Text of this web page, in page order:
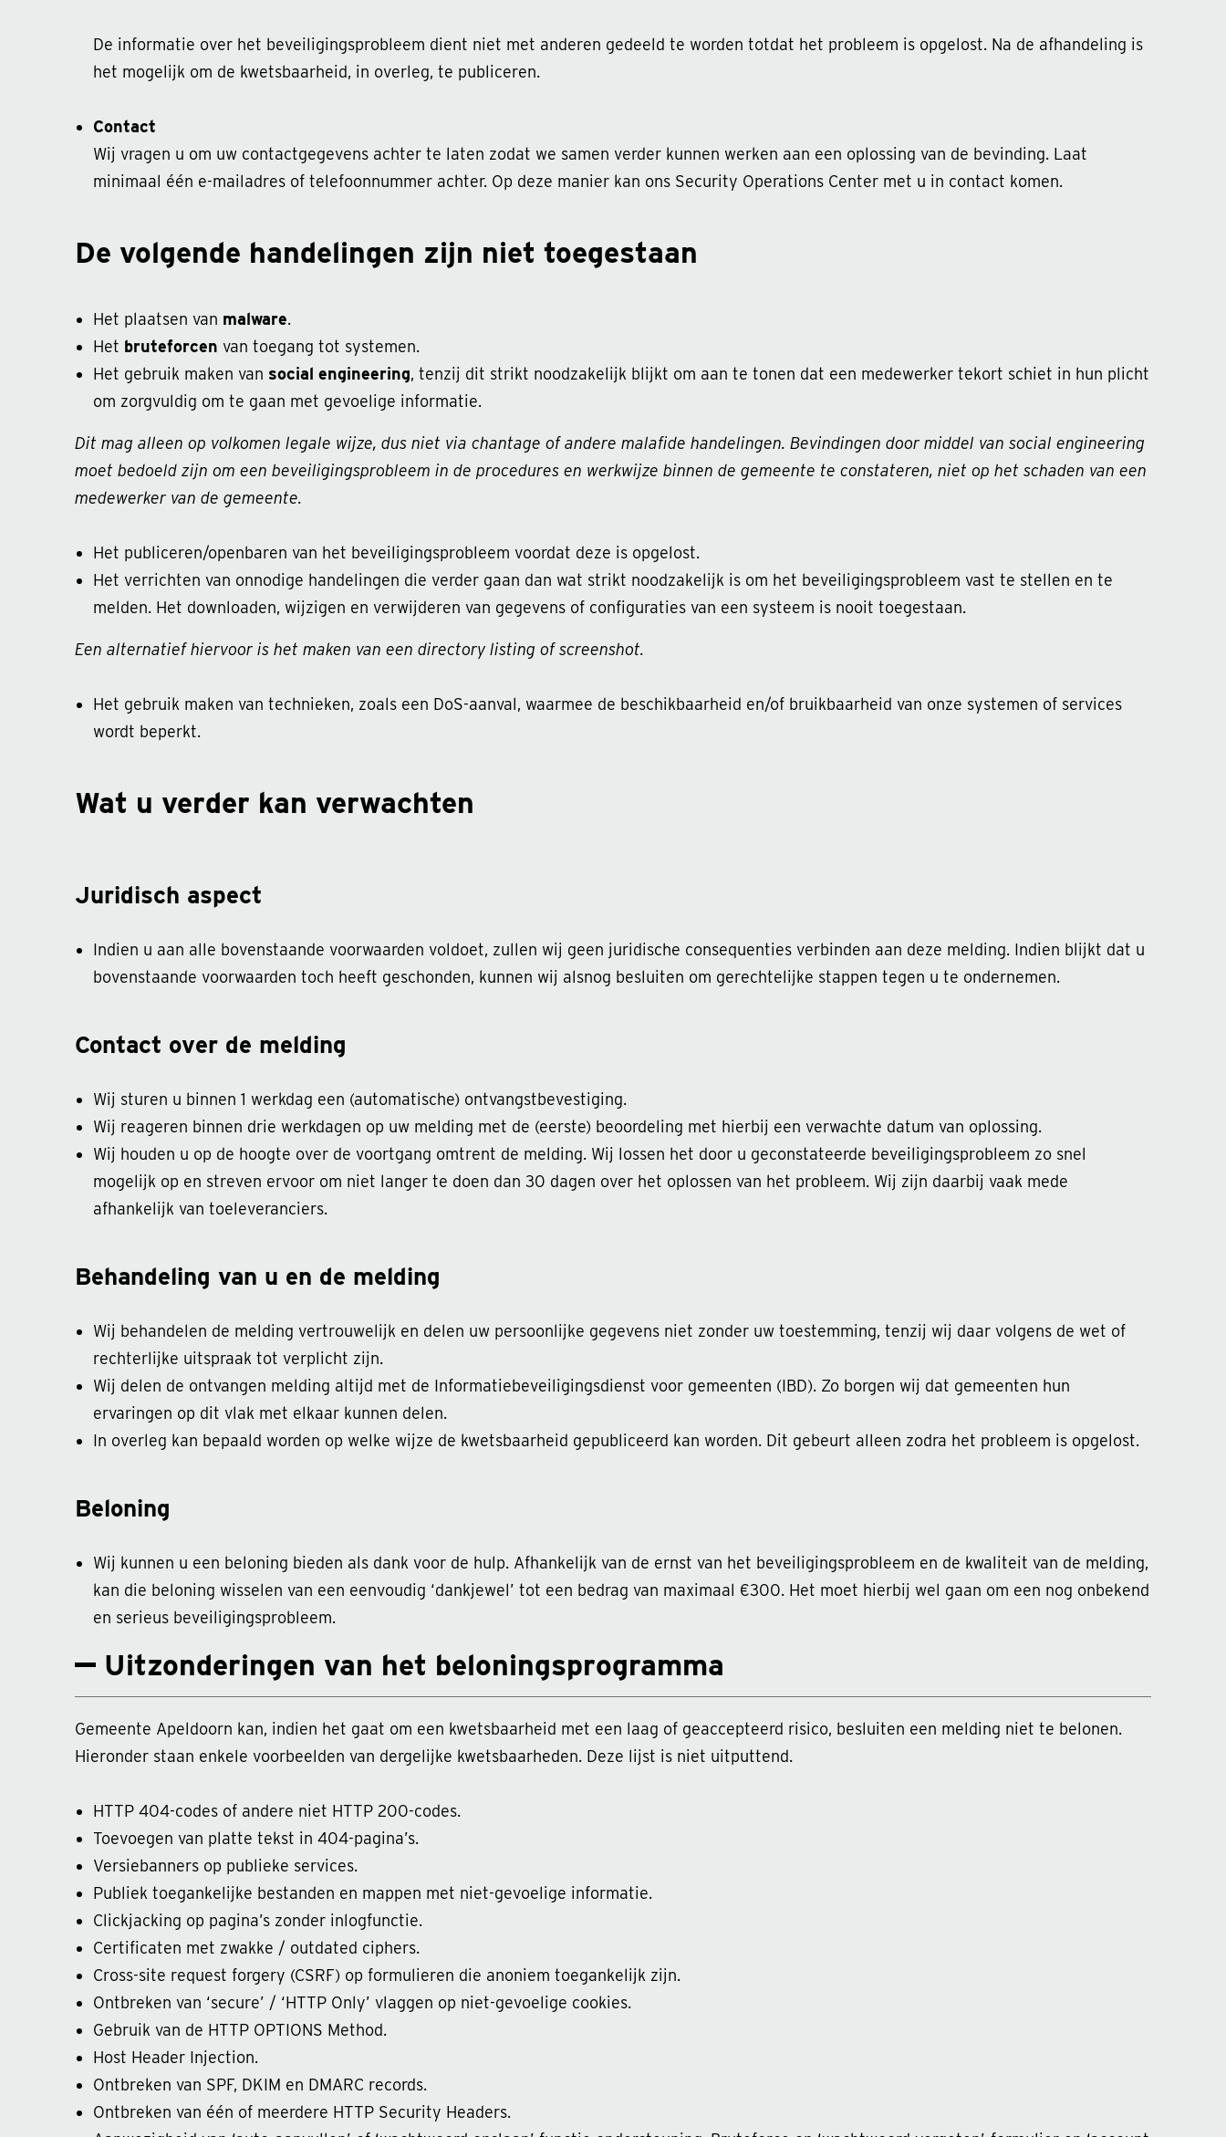
De informatie over het beveiligingsprobleem dient niet met anderen gedeeld te worden totdat het probleem is opgelost. Na de afhandeling is
het mogelijk om de kwetsbaarheid, in overleg, te publiceren.
Contact
Wij vragen u om uw contactgegevens achter te laten zodat we samen verder kunnen werken aan een oplossing van de bevinding. Laat
minimaal één e-mailadres of telefoonnummer achter. Op deze manier kan ons Security Operations Center met u in contact komen.
De volgende handelingen zijn niet toegestaan
Het plaatsen van malware.
Het bruteforcen van toegang tot systemen.
Het gebruik maken van social engineering, tenzij dit strikt noodzakelijk blijkt om aan te tonen dat een medewerker tekort schiet in hun plicht
om zorgvuldig om te gaan met gevoelige informatie.
Dit mag alleen op volkomen legale wijze, dus niet via chantage of andere malafide handelingen. Bevindingen door middel van social engineering
moet bedoeld zijn om een beveiligingsprobleem in de procedures en werkwijze binnen de gemeente te constateren, niet op het schaden van een
medewerker van de gemeente.
Het publiceren/openbaren van het beveiligingsprobleem voordat deze is opgelost.
Het verrichten van onnodige handelingen die verder gaan dan wat strikt noodzakelijk is om het beveiligingsprobleem vast te stellen en te
melden. Het downloaden, wijzigen en verwijderen van gegevens of configuraties van een systeem is nooit toegestaan.
Een alternatief hiervoor is het maken van een directory listing of screenshot.
Het gebruik maken van technieken, zoals een DoS-aanval, waarmee de beschikbaarheid en/of bruikbaarheid van onze systemen of services
wordt beperkt.
Wat u verder kan verwachten
Juridisch aspect
Indien u aan alle bovenstaande voorwaarden voldoet, zullen wij geen juridische consequenties verbinden aan deze melding. Indien blijkt dat u
bovenstaande voorwaarden toch heeft geschonden, kunnen wij alsnog besluiten om gerechtelijke stappen tegen u te ondernemen.
Contact over de melding
Wij sturen u binnen 1 werkdag een (automatische) ontvangstbevestiging.
Wij reageren binnen drie werkdagen op uw melding met de (eerste) beoordeling met hierbij een verwachte datum van oplossing.
Wij houden u op de hoogte over de voortgang omtrent de melding. Wij lossen het door u geconstateerde beveiligingsprobleem zo snel
mogelijk op en streven ervoor om niet langer te doen dan 30 dagen over het oplossen van het probleem. Wij zijn daarbij vaak mede
afhankelijk van toeleveranciers.
Behandeling van u en de melding
Wij behandelen de melding vertrouwelijk en delen uw persoonlijke gegevens niet zonder uw toestemming, tenzij wij daar volgens de wet of
rechterlijke uitspraak tot verplicht zijn.
Wij delen de ontvangen melding altijd met de Informatiebeveiligingsdienst voor gemeenten (IBD). Zo borgen wij dat gemeenten hun
ervaringen op dit vlak met elkaar kunnen delen.
In overleg kan bepaald worden op welke wijze de kwetsbaarheid gepubliceerd kan worden. Dit gebeurt alleen zodra het probleem is opgelost.
Beloning
Wij kunnen u een beloning bieden als dank voor de hulp. Afhankelijk van de ernst van het beveiligingsprobleem en de kwaliteit van de melding,
kan die beloning wisselen van een eenvoudig ‘dankjewel’ tot een bedrag van maximaal €300. Het moet hierbij wel gaan om een nog onbekend
en serieus beveiligingsprobleem.
Uitzonderingen van het beloningsprogramma
Gemeente Apeldoorn kan, indien het gaat om een kwetsbaarheid met een laag of geaccepteerd risico, besluiten een melding niet te belonen.
Hieronder staan enkele voorbeelden van dergelijke kwetsbaarheden. Deze lijst is niet uitputtend.
HTTP 404-codes of andere niet HTTP 200-codes.
Toevoegen van platte tekst in 404-pagina’s.
Versiebanners op publieke services.
Publiek toegankelijke bestanden en mappen met niet-gevoelige informatie.
Clickjacking op pagina’s zonder inlogfunctie.
Certificaten met zwakke / outdated ciphers.
Cross-site request forgery (CSRF) op formulieren die anoniem toegankelijk zijn.
Ontbreken van ‘secure’ / ‘HTTP Only’ vlaggen op niet-gevoelige cookies.
Gebruik van de HTTP OPTIONS Method.
Host Header Injection.
Ontbreken van SPF, DKIM en DMARC records.
Ontbreken van één of meerdere HTTP Security Headers.